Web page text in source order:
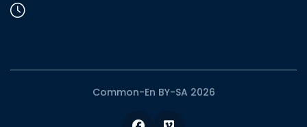
Common-En BY-SA 2026